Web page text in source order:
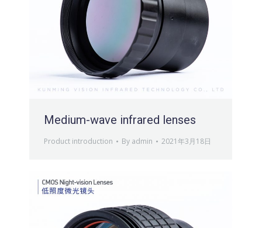
Medium-wave infrared lenses
Product introduction By admin 2021年3月18日